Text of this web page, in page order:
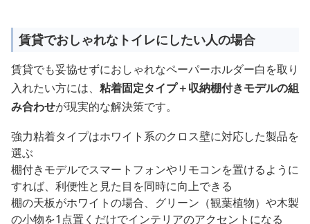
賃貸でおしゃれなトイレにしたい人の場合
賃貸でも妥協せずにおしゃれなペーパーホルダー白を取り
入れたい方には、 粘着固定タイプ＋収納棚付きモデルの組
み合わせが現実的な解決策です。
強力粘着タイプはホワイト系のクロス壁に対応した製品を
選ぶ
棚付きモデルでスマートフォンやリモコンを置けるように
すれば、利便性と見た目を同時に向上できる
棚の天板がホワイトの場合、グリーン（観葉植物）や木製
の小物を1点置くだけでインテリアのアクセントになる